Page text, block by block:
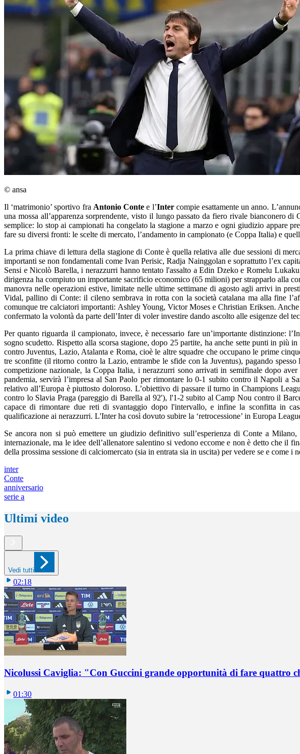
© ansa
Il ‘matrimonio’ sportivo fra Antonio Conte e l’Intercompie esattamente un anno.
una mossa all’apparenza sorprendente, visto il lungo passato da fiero rivale bianconero
semplice: lo stop ai campionati ha congelato la stagione a marzo e ogni giudizio appare
fare su diversi fronti: le scelte di mercato, l’andamento in campionato (e Coppa Italia) e
La prima chiave di lettura della stagione di Conte è quella relativa alle due sessioni di
importanti se non fondamentali come Ivan Perisic, Radja Nainggolan e soprattutto l’ex
Sensi e Nicolò Barella, i nerazzurri hanno tentato l'assalto a Edin Dzeko e Romelu
dirigenza ha compiuto un importante sacrificio economico (65 milioni) per strapparlo alla
manovra nelle operazioni estive, limitate nelle ultime settimane di agosto agli arrivi in
Vidal, pallino di Conte: il cileno sembrava in rotta con la società catalana ma alla fine
comunque tre calciatori importanti: Ashley Young, Victor Moses e Christian Eriksen.
confermato la volontà da parte dell’Inter di voler investire dando ascolto alle esigenze del
Per quanto riguarda il campionato, invece, è necessario fare un’importante distinzione:
sogno scudetto. Rispetto alla scorsa stagione, dopo 25 partite, ha anche sette punti in più
contro Juventus, Lazio, Atalanta e Roma, cioè le altre squadre che occupano le prime
tre sconfitte (il ritorno contro la Lazio, entrambe le sfide con la Juventus), pagando
competizione nazionale, la Coppa Italia, i nerazzurri sono arrivati in semifinale dopo
pandemia, servirà l’impresa al San Paolo per rimontare lo 0-1 subito contro il Napoli a
relativo all’Europa è piuttosto doloroso. L’obiettivo di passare il turno in Champions
contro lo Slavia Praga (pareggio di Barella al 92'), l'1-2 subito al Camp Nou contro il
capace di rimontare due reti di svantaggio dopo l'intervallo, e infine la sconfitta in
qualificazione ai nerazzurri. L'Inter ha così dovuto subire la ‘retrocessione’ in Europa
Se ancora non si può emettere un giudizio definitivo sull’esperienza di Conte a
internazionale, ma le idee dell’allenatore salentino si vedono eccome e non è detto che il
della prossima sessione di calciomercato (sia in entrata sia in uscita) per vedere se e
inter
Conte
anniversario
serie a
Ultimi video
Vedi tutti
02:18
Nicolussi Caviglia: "Con Guccini grande opportunità di fare quattro
01:30